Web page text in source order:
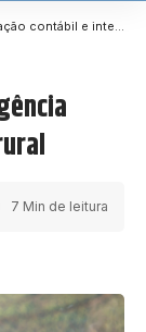
inteligência artificial redefinem a gestão rural
7 Min de leitura